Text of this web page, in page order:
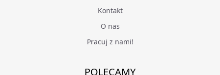
Kontakt
O nas
Pracuj z nami!
POLECAMY